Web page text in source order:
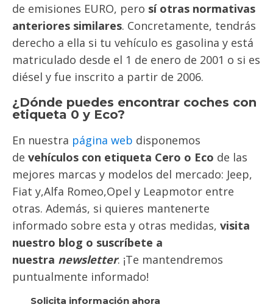
de emisiones EURO, pero sí otras normativas
anteriores similares. Concretamente, tendrás
derecho a ella si tu vehículo es gasolina y está
matriculado desde el 1 de enero de 2001 o si es
diésel y fue inscrito a partir de 2006.
¿Dónde puedes encontrar coches con
etiqueta 0 y Eco?
En nuestra página web disponemos
de vehículos con etiqueta Cero o Eco de las
mejores marcas y modelos del mercado: Jeep,
Fiat y,Alfa Romeo,Opel y Leapmotor entre
otras. Además, si quieres mantenerte
informado sobre esta y otras medidas, visita
nuestro blog o suscríbete a
nuestra newsletter. ¡Te mantendremos
puntualmente informado!
Solicita información ahora